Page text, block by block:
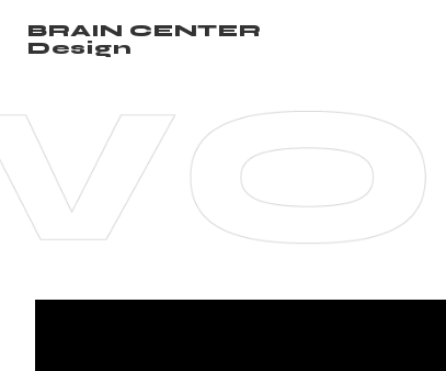
BRAIN CENTER
Design